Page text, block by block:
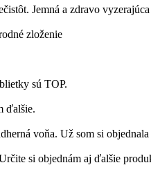
Jemná a zdravo
zloženie
sú TOP.
ďalšie.
voňa. Už som si
si objednám aj ďalšie